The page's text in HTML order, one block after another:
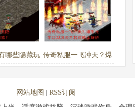
力？ 如何不花一分钱也能称
霸沙巴克？
哪些隐藏玩 传奇私服一飞冲天？爆
网站地图
RSS订阅